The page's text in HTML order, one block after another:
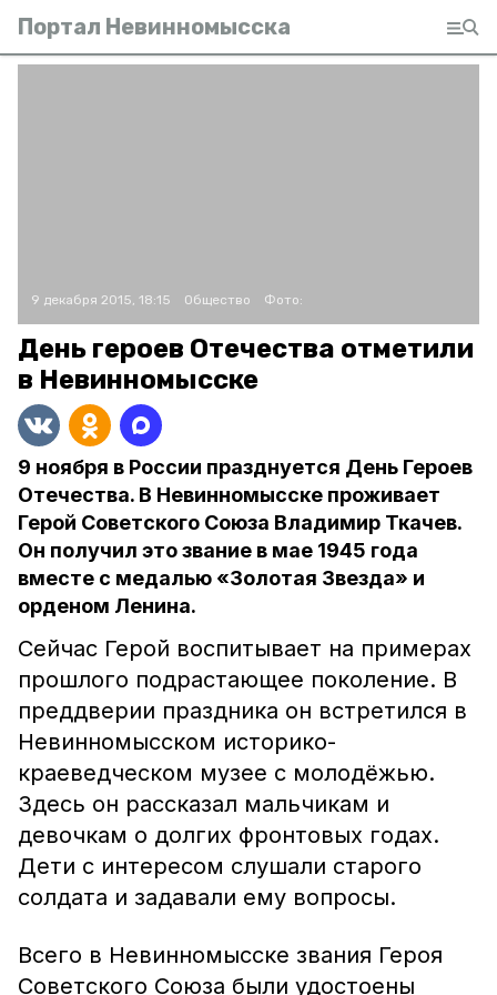
Портал Невинномысска
9 декабря 2015, 18:15 Общество Фото:
День героев Отечества отметили
в Невинномысске
9 ноября в России празднуется День Героев
Отечества. В Невинномысске проживает
Герой Советского Союза Владимир Ткачев.
Он получил это звание в мае 1945 года
вместе с медалью «Золотая Звезда» и
орденом Ленина.
Сейчас Герой воспитывает на примерах
прошлого подрастающее поколение. В
преддверии праздника он встретился в
Невинномысском историко-
краеведческом музее с молодёжью.
Здесь он рассказал мальчикам и
девочкам о долгих фронтовых годах.
Дети с интересом слушали старого
солдата и задавали ему вопросы.
Всего в Невинномысске звания Героя
Советского Союза были удостоены